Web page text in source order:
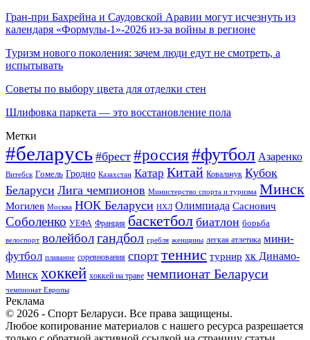
Гран-при Бахрейна и Саудовской Аравии могут исчезнуть из
календаря «Формулы-1»-2026 из-за войны в регионе
Туризм нового поколения: зачем люди едут не смотреть, а
испытывать
Советы по выбору цвета для отделки стен
Шлифовка паркета — это восстановление пола
Метки
#беларусь #брест #россия#футбол Азаренко
Витебск Гомель Гродно Казахстан Катар Китай Ковальчук Кубок
Беларуси Лига чемпионов Министерство спорта и туризма Минск
Могилев Москва НОК Беларуси НХЛ Олимпиада Саснович
Соболенко УЕФА Франция баскетбол биатлон борьба
велоспорт волейболгандбол гребля женщины легкая атлетика мини-
футбол плавание соревнования спорт теннис турнир хк Динамо-
Минск хоккей хоккей на траве чемпионат Беларуси
чемпионат Европы
Реклама
© 2026 - Спорт Беларуси. Все права защищены.
Любое копирование материалов с нашего ресурса разрешается